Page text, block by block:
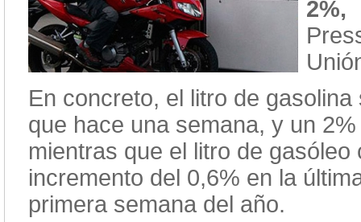
2%,
En concreto, el litro de
que hace una semana, y un
mientras que el litro de
incremento del 0,6% en la
primera semana del año.